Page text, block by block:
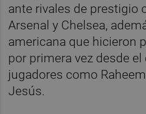
ante rivales de prestigio
Arsenal y Chelsea,
americana que hicieron
por primera vez desde el
jugadores como
Jesús.